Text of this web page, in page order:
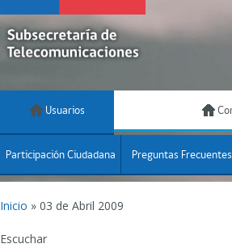
Usuarios
Participación Ciudadana Preguntas Frecuentes
Inicio » 03 de Abril 2009
Escuchar